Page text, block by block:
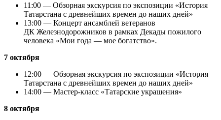
11:00 — Обзорная экскурсия по экспозиции «История
Татарстана с древнейших времен до наших дней»
13:00 — Концерт ансамблей ветеранов
ДК Железнодорожников в рамках Декады пожилого
человека «Мои года — мое богатство».
7 октября
12:00 — Обзорная экскурсия по экспозиции «История
Татарстана с древнейших времен до наших дней»
14:00 — Мастер-класс «Татарские украшения»
8 октября